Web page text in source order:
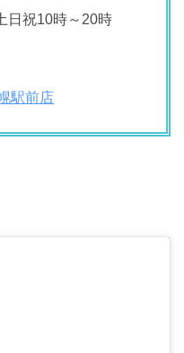
日祝10時～20時
駅前店